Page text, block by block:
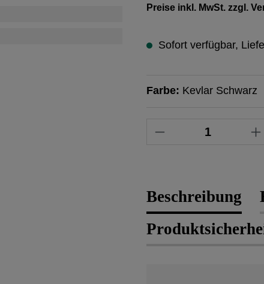
Preise inkl. MwSt. zzgl.
Sofort verfügbar,
Farbe: Kevlar Schwarz
Produkt
Beschreibung